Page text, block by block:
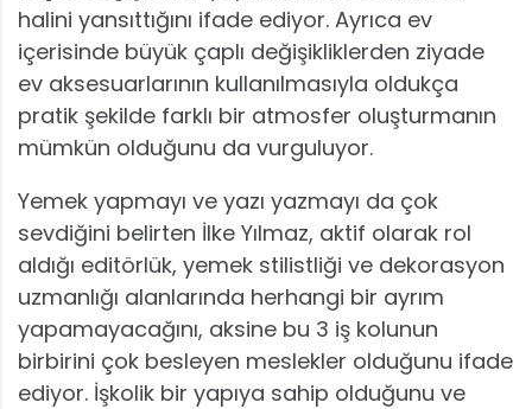
halini yansıttığını ifade ediyor. Ayrıca ev
içerisinde büyük çaplı değişikliklerden ziyade
ev aksesuarlarının kullanılmasıyla oldukça
pratik şekilde farklı bir atmosfer oluşturmanın
mümkün olduğunu da vurguluyor.
Yemek yapmayı ve yazı yazmayı da çok
sevdiğini belirten İlke Yılmaz, aktif olarak rol
aldığı editörlük, yemek stilistliği ve dekorasyon
uzmanlığı alanlarında herhangi bir ayrım
yapamayacağını, aksine bu 3 iş kolunun
birbirini çok besleyen meslekler olduğunu ifade
ediyor. İşkolik bir yapıya sahip olduğunu ve